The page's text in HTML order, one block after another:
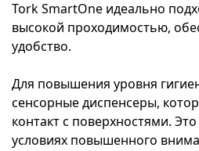
Tork SmartOne идеально
высокой проходимостью,
удобство.
Для повышения уровня
сенсорные диспенсеры,
контакт с поверхностями.
условиях повышенного